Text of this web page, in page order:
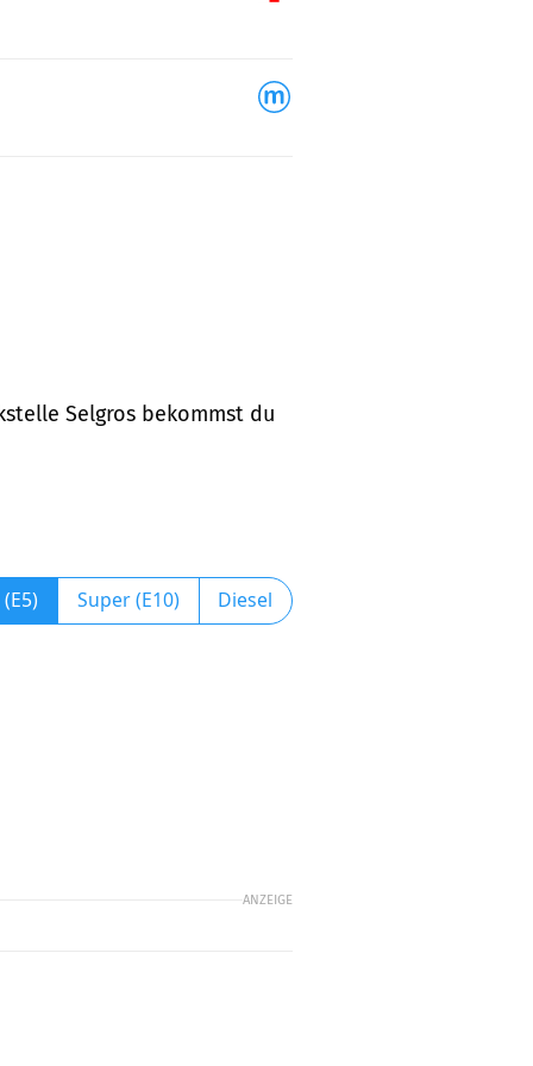
Selgros bekommst du
Super (E10) Diesel
ANZEIGE